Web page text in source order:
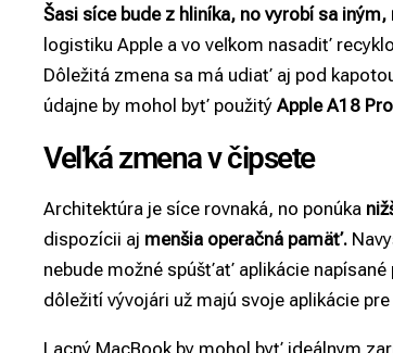
Šasi síce bude z hliníka, no vyrobí sa
logistiku Apple a vo veľkom nasadiť
Dôležitá zmena sa má udiať aj pod
údajne by mohol byť použitý Apple A18
Veľká zmena v čipsete
Architektúra je síce rovnaká, no ponúka
dispozícii aj menšia operačná pamäť.
nebude možné spúšťať aplikácie
dôležití vývojári už majú svoje aplikácie
Lacný MacBook by mohol byť ideálnym